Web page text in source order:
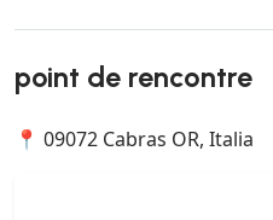
point de rencontre
📍 09072 Cabras OR, Italia